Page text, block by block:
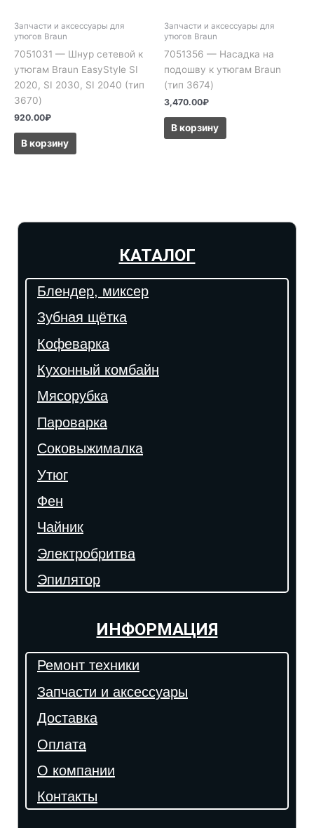
Запчасти и аксессуары для
утюгов Braun
7051031 — Шнур сетевой к
утюгам Braun EasyStyle SI
2020, SI 2030, SI 2040 (тип
3670)
920.00₽
В корзину
Запчасти и аксессуары для
утюгов Braun
7051356 — Насадка на
подошву к утюгам Braun
(тип 3674)
3,470.00₽
В корзину
КАТАЛОГ
Блендер, миксер
Зубная щётка
Кофеварка
Кухонный комбайн
Мясорубка
Пароварка
Соковыжималка
Утюг
Фен
Чайник
Электробритва
Эпилятор
ИНФОРМАЦИЯ
Ремонт техники
Запчасти и аксессуары
Доставка
Оплата
О компании
Контакты